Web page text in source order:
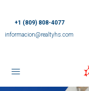
+1 (809) 808-4077
informacion@realtyhs.com